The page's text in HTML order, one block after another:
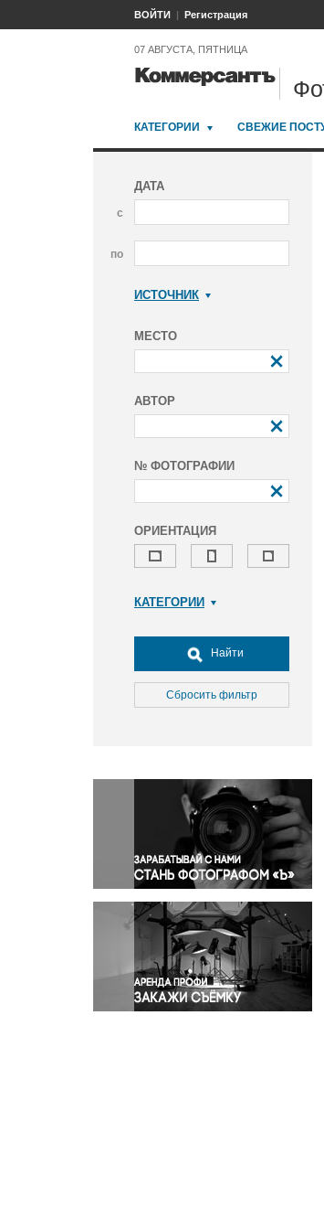
ВОЙТИ Регистрация
07 АВГУСТА, ПЯТНИЦА
КАТЕГОРИИ СВЕЖИЕ
ДАТА
с
по
ИСТОЧНИК
МЕСТО
АВТОР
№ ФОТОГРАФИИ
ОРИЕНТАЦИЯ
КАТЕГОРИИ
Досуг, туризм и отдых
Культура
Медицина
Окружающая среда
Политика
Правосудие
Происшествия и конфликты
Религия
Светская жизнь
Спорт
Экология
Экономика и бизнес
Найти
Сбросить фильтр